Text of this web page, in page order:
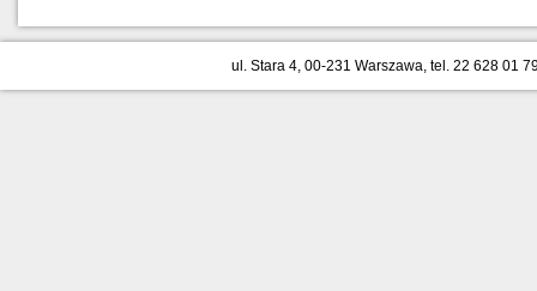
ul. Stara 4, 00-231 Warszawa, tel. 22 628 01